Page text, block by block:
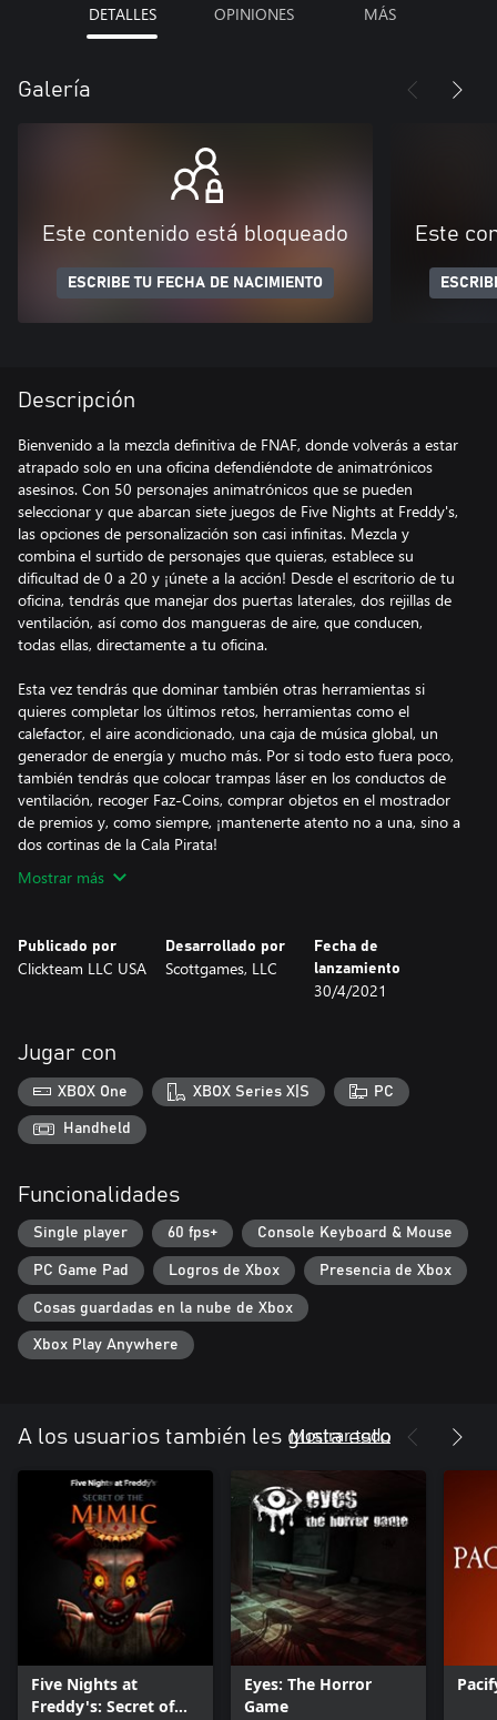
DETALLES OPINIONES MÁS
Galería
Este contenido está bloqueado
ESCRIBE TU FECHA DE NACIMIENTO
Este
Descripción
Bienvenido a la mezcla definitiva de FNAF, donde volverás a estar
atrapado solo en una oficina defendiéndote de animatrónicos
asesinos. Con 50 personajes animatrónicos que se pueden
seleccionar y que abarcan siete juegos de Five Nights at Freddy's,
las opciones de personalización son casi infinitas. Mezcla y
combina el surtido de personajes que quieras, establece su
dificultad de 0 a 20 y ¡únete a la acción! Desde el escritorio de tu
oficina, tendrás que manejar dos puertas laterales, dos rejillas de
ventilación, así como dos mangueras de aire, que conducen,
todas ellas, directamente a tu oficina.
Esta vez tendrás que dominar también otras herramientas si
quieres completar los últimos retos, herramientas como el
calefactor, el aire acondicionado, una caja de música global, un
generador de energía y mucho más. Por si todo esto fuera poco,
también tendrás que colocar trampas láser en los conductos de
ventilación, recoger Faz-Coins, comprar objetos en el mostrador
de premios y, como siempre, ¡mantenerte atento no a una, sino a
dos cortinas de la Cala Pirata!
Mostrar más
Publicado por
Clickteam LLC USA
Desarrollado por
Scottgames, LLC
Fecha de
lanzamiento
30/4/2021
Jugar con
XBOX One XBOX Series X|S PC
Handheld
Funcionalidades
Single player 60 fps+ Console Keyboard & Mouse
PC Game Pad Logros de Xbox Presencia de Xbox
Cosas guardadas en la nube de Xbox
Xbox Play Anywhere
A los usuarios también les gusta esto
Mostrar todo
Five Nights at
Freddy's: Secret of
Eyes: The Horror
Game